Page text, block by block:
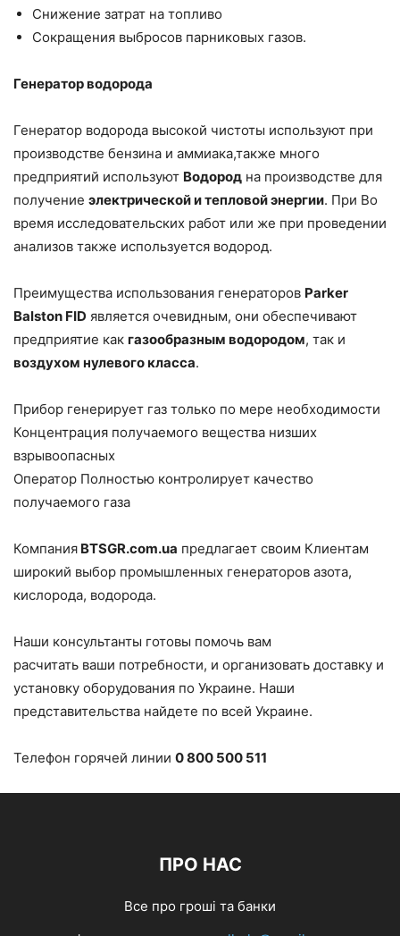
Снижение затрат на топливо
Сокращения выбросов парниковых газов.
Генератор водорода
Генератор водорода высокой чистоты используют при
производстве бензина и аммиака,также много
предприятий используют Водород на производстве для
получение электрической и тепловой энергии. При Во
время исследовательских работ или же при проведении
анализов также используется водород.
Преимущества использования генераторов Parker
Balston FID является очевидным, они обеспечивают
предприятие как газообразным водородом, так и
воздухом нулевого класса.
Прибор генерирует газ только по мере необходимости
Концентрация получаемого вещества низших
взрывоопасных
Оператор Полностью контролирует качество
получаемого газа
Компания BTSGR.com.ua предлагает своим Клиентам
широкий выбор промышленных генераторов азота,
кислорода, водорода.
Наши консультанты готовы помочь вам
расчитать ваши потребности, и организовать доставку и
установку оборудования по Украине. Наши
представительства найдете по всей Украине.
Телефон горячей линии 0 800 500 511
ПРО НАС
Все про гроші та банки